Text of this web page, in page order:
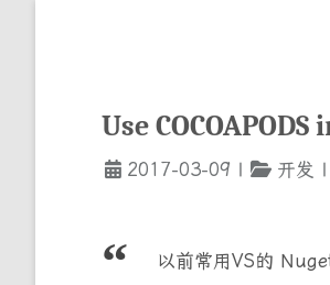
Use COCOAPODS
2017-03-09 | 开发 |
以前常用VS的